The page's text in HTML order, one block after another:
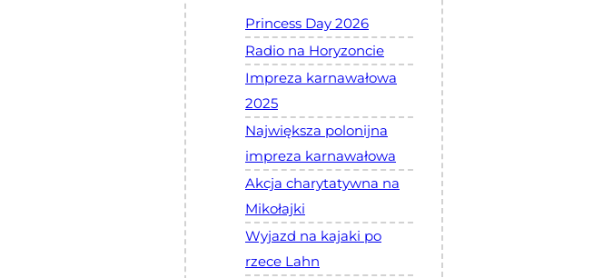
Princess Day 2026
Radio na Horyzoncie
Impreza karnawałowa
2025
Największa polonijna
impreza karnawałowa
Akcja charytatywna na
Mikołajki
Wyjazd na kajaki po
rzece Lahn